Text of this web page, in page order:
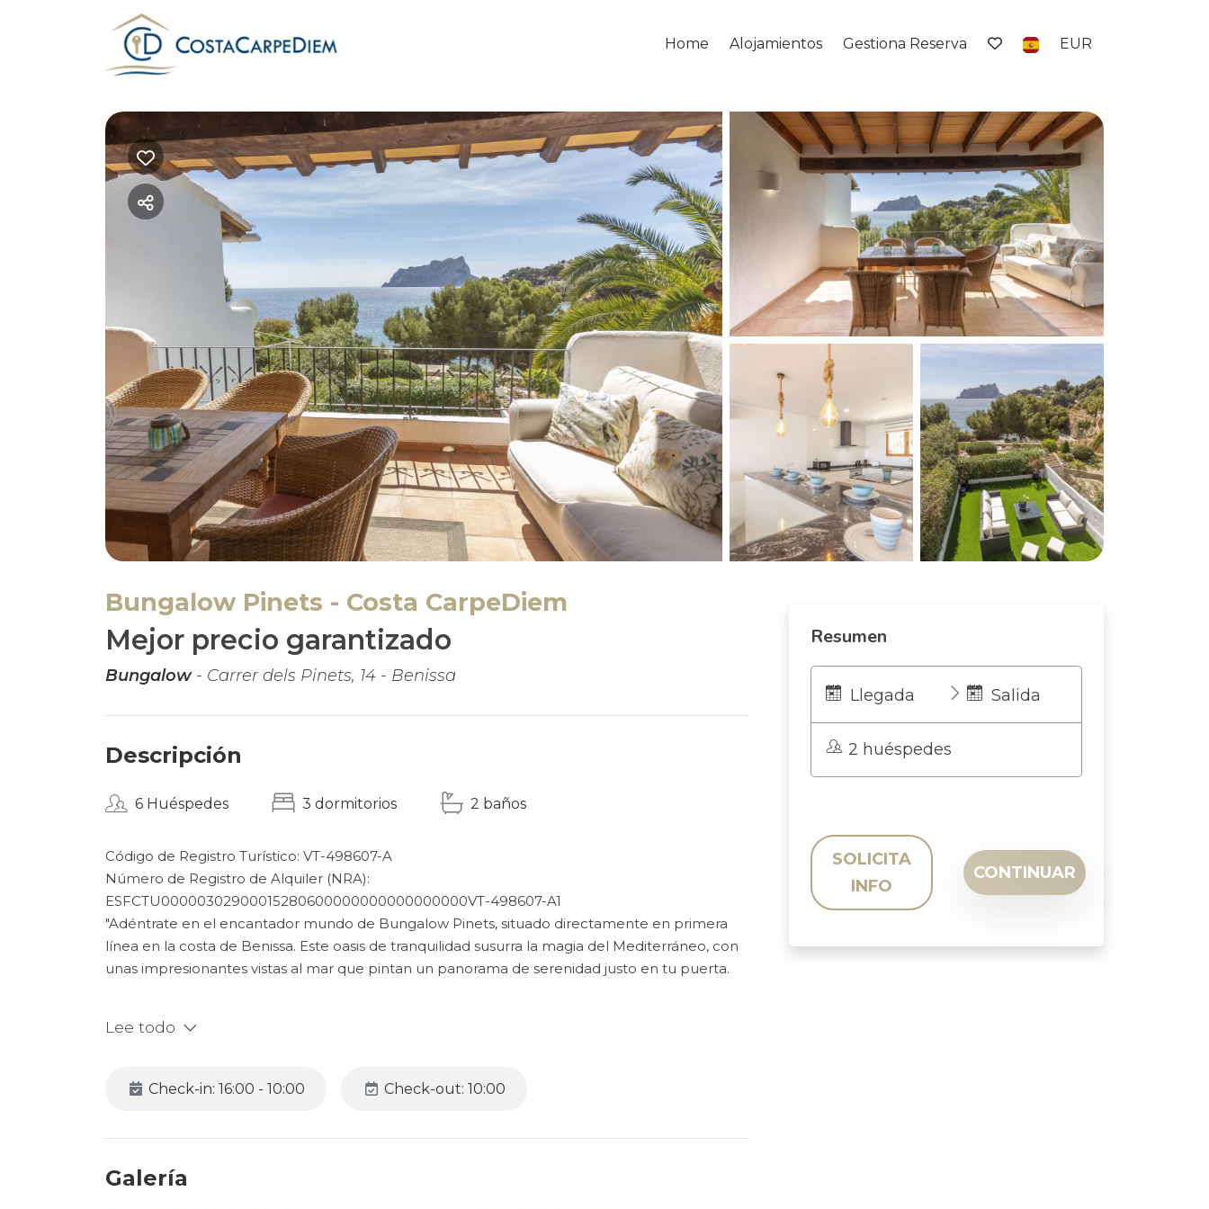
Home Alojamientos Gestiona Reserva EUR
Bungalow Pinets - Costa CarpeDiem
Mejor precio garantizado
Bungalow- Carrer dels Pinets, 14 - Benissa
Descripción
6 Huéspedes 3 dormitorios 2 baños
Código de Registro Turístico: VT-498607-A
Número de Registro de Alquiler (NRA):
ESFCTU00000302900015280600000000000000000VT-498607-A1
"Adéntrate en el encantador mundo de Bungalow Pinets, situado directamente en primera
línea en la costa de Benissa. Este oasis de tranquilidad susurra la magia del Mediterráneo, con
unas impresionantes vistas al mar que pintan un panorama de serenidad justo en tu puerta.
la planta baja, descubre tres dormitorios cuidadosamente diseñados para proporcionar un
sueño tranquilo, con cada habitación reflejando la melodía de las olas distantes. Despierta
estar se despliega ante ti, ofreciendo un cálido abrazo. Sumérgete en la comodidad de los
Lee todo
Check-in: 16:00 - 10:00 Check-out: 10:00
Galería
Resumen
Llegada Salida
2 huéspedes
SOLICITA
INFO
CONTINUAR